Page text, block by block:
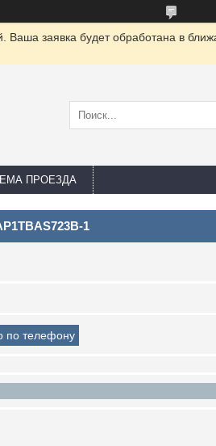
Ваша заявка будет обработана в
ПРОЕЗДА
1
по телефону